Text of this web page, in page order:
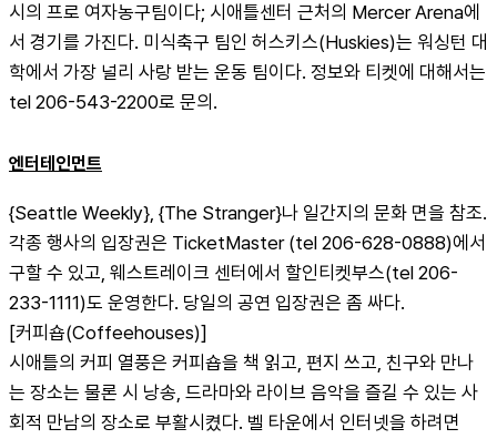
시의 프로 여자농구팀이다; 시애틀센터 근처의 Mercer Arena에
서 경기를 가진다. 미식축구 팀인 허스키스(Huskies)는 워싱턴 대
학에서 가장 널리 사랑 받는 운동 팀이다. 정보와 티켓에 대해서는
tel 206-543-2200로 문의.
엔터테인먼트
{Seattle Weekly}, {The Stranger}나 일간지의 문화 면을 참조.
각종 행사의 입장권은 TicketMaster (tel 206-628-0888)에서
구할 수 있고, 웨스트레이크 센터에서 할인티켓부스(tel 206-
233-1111)도 운영한다. 당일의 공연 입장권은 좀 싸다.
[커피숍(Coffeehouses)]
시애틀의 커피 열풍은 커피숍을 책 읽고, 편지 쓰고, 친구와 만나
는 장소는 물론 시 낭송, 드라마와 라이브 음악을 즐길 수 있는 사
회적 만남의 장소로 부활시켰다. 벨 타운에서 인터넷을 하려면